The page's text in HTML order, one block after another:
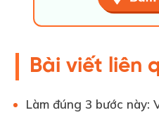
Bài viết liên
Làm đúng 3 bước này: